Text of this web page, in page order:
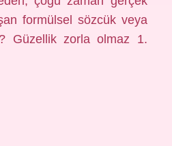
formülsel sözcük veya
Güzellik zorla olmaz 1.